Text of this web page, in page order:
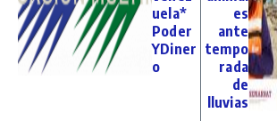
uela*
Poder
YDiner
o
es
ante
tempo
rada
de
lluvias